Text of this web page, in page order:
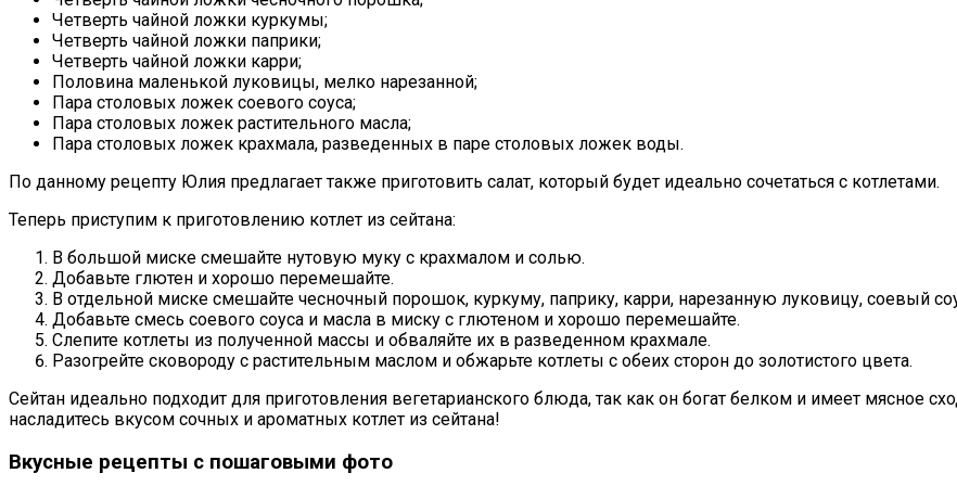
Четверть чайной ложки куркумы;
Четверть чайной ложки паприки;
Четверть чайной ложки карри;
Половина маленькой луковицы, мелко нарезанной;
Пара столовых ложек соевого соуса;
Пара столовых ложек растительного масла;
Пара столовых ложек крахмала, разведенных в паре столовых ложек воды.
По данному рецепту Юлия предлагает также приготовить салат, который будет идеально сочетаться с котлетами.
Теперь приступим к приготовлению котлет из сейтана:
В большой миске смешайте нутовую муку с крахмалом и солью.
Добавьте глютен и хорошо перемешайте.
В отдельной миске смешайте чесночный порошок, куркуму, паприку, карри, нарезанную луковицу, соевый
Добавьте смесь соевого соуса и масла в миску с глютеном и хорошо перемешайте.
Слепите котлеты из полученной массы и обваляйте их в разведенном крахмале.
Разогрейте сковороду с растительным маслом и обжарьте котлеты с обеих сторон до золотистого цвета.
Сейтан идеально подходит для приготовления вегетарианского блюда, так как он богат белком и имеет мясное
насладитесь вкусом сочных и ароматных котлет из сейтана!
Вкусные рецепты с пошаговыми фото